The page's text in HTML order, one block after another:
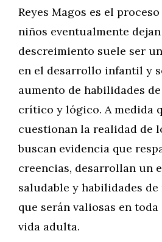
Reyes Magos es el
niños eventualmente
descreimiento suele ser
en el desarrollo infantil y
aumento de habilidades
crítico y lógico. A medida
cuestionan la realidad de
buscan evidencia que
creencias, desarrollan un
saludable y habilidades
que serán valiosas en
vida adulta.